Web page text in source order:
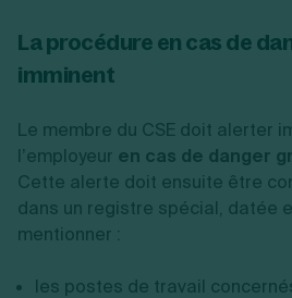
La procédure en cas de
imminent
Le membre du CSE doit alerter
l’employeur en cas de danger
Cette alerte doit ensuite être
dans un registre spécial, datée
mentionner :
les postes de travail